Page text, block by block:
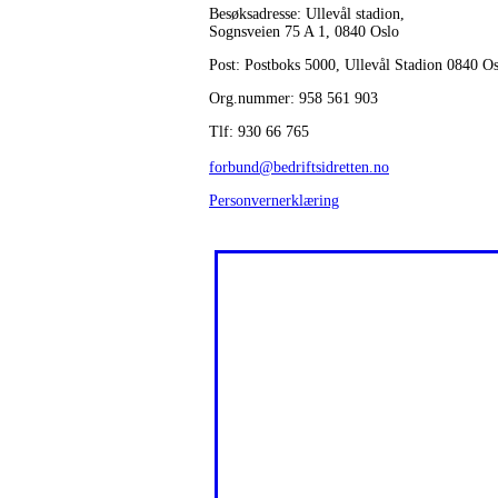
Besøksadresse: Ullevål stadion,
Sognsveien 75 A 1, 0840 Oslo
Post: Postboks 5000, Ullevål Stadion 0840
Org.nummer: 958 561 903
Tlf: 930 66 765
forbund@bedriftsidretten.no
Personvernerklæring